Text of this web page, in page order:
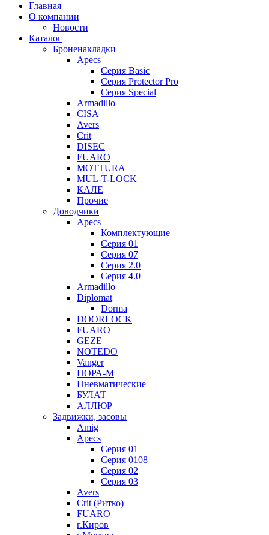
Главная
О компании
Новости
Каталог
Броненакладки
Apecs
Серия Basic
Серия Protector Pro
Серия Special
Armadillo
CISA
Avers
Crit
DISEC
FUARO
MOTTURA
MUL-T-LOCK
КАЛЕ
Прочие
Доводчики
Apecs
Комплектующие
Серия 01
Серия 07
Серия 2.0
Серия 4.0
Armadillo
Diplomat
Dorma
DOORLOCK
FUARO
GEZE
NOTEDO
Vanger
НОРА-М
Пневматические
БУЛАТ
АЛЛЮР
Задвижки, засовы
Amig
Apecs
Серия 01
Серия 0108
Серия 02
Серия 03
Avers
Crit (Ритко)
FUARO
г.Киров